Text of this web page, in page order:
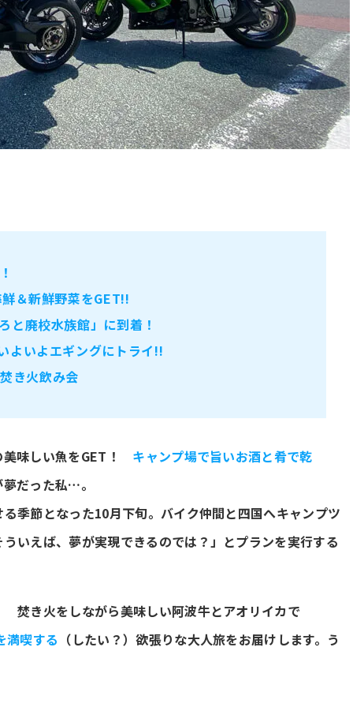
＆新鮮野菜をGET!!
と廃校水族館」に到着！
よいよエギングにトライ!!
き火飲み会
美味しい魚をGET！ キャンプ場で旨いお酒と肴で乾
だった私…。
季節となった10月下旬。バイク仲間と四国へキャンプツ
いえば、夢が実現できるのでは？」とプランを実行する
焚き火をしながら美味しい阿波牛とアオリイカで
満喫する （したい？）欲張りな大人旅をお届けします。う